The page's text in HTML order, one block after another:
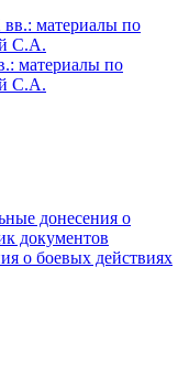
материалы по
С.А.
о боевых действиях